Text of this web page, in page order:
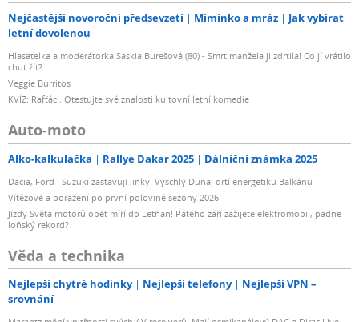
Nejčastější novoroční předsevzetí Miminko a mráz
Jak vybírat
letní dovolenou
Hlasatelka a moderátorka Saskia Burešová (80) - Smrt manžela ji zdrtila! Co jí vrátilo
chuť žít?
Veggie Burritos
KVÍZ: Rafťáci. Otestujte své znalosti kultovní letní komedie
Auto-moto
Alko-kalkulačka Rallye Dakar 2025 Dálniční známka 2025
Dacia, Ford i Suzuki zastavují linky. Vyschlý Dunaj drtí energetiku Balkánu
Vítězové a poražení po první polovině sezóny 2026
Jízdy Světa motorů opět míří do Letňan! Pátého září zažijete elektromobil, padne
loňský rekord?
Věda a technika
Nejlepší chytré hodinky Nejlepší telefony
Nejlepší VPN –
srovnání